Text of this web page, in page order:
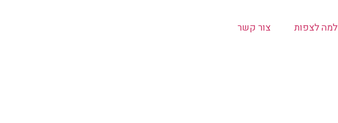
למה לצפות צור קשר